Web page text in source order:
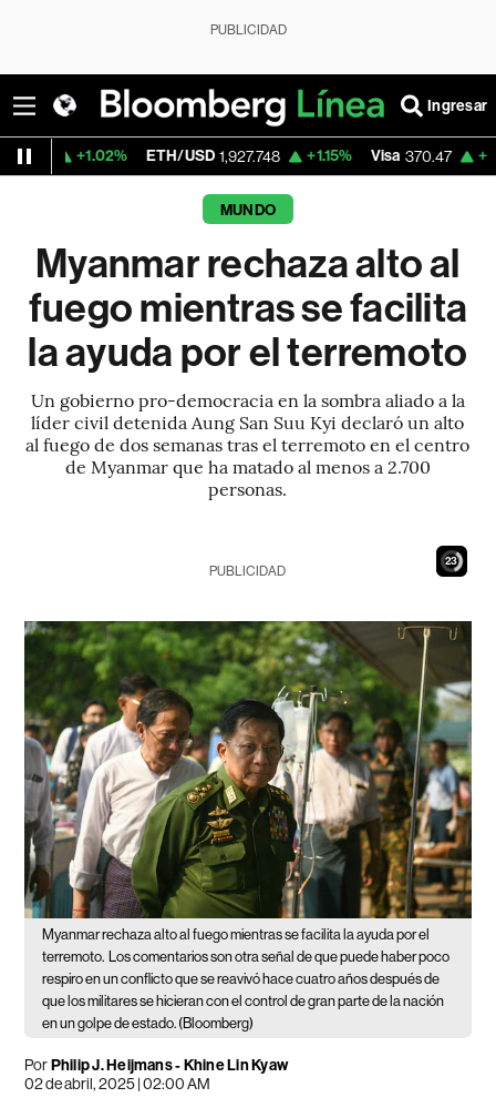
PUBLICIDAD
Ingresar
ETH/USD 1,927.748 +1.15% Visa 370.47 +0.52%
MUNDO
Myanmar rechaza alto al
fuego mientras se facilita
la ayuda por el terremoto
Un gobierno pro-democracia en la sombra aliado a la
líder civil detenida Aung San Suu Kyi declaró un alto
al fuego de dos semanas tras el terremoto en el centro
de Myanmar que ha matado al menos a 2.700
personas.
22
PUBLICIDAD
Myanmar rechaza alto al fuego mientras se facilita la ayuda por el
terremoto. Los comentarios son otra señal de que puede haber poco
respiro en un conflicto que se reavivó hace cuatro años después de
que los militares se hicieran con el control de gran parte de la nación
en un golpe de estado. (Bloomberg)
PorPhilip J. Heijmans - Khine Lin Kyaw
02 de abril, 2025 | 02:00 AM